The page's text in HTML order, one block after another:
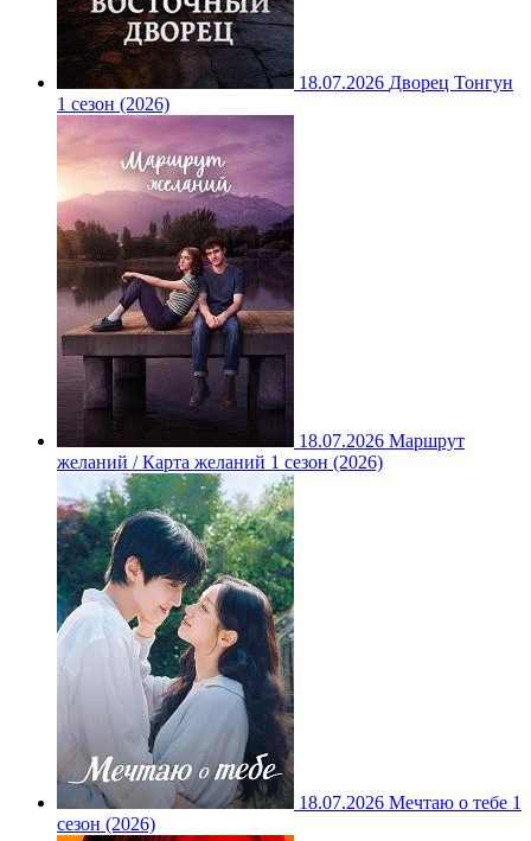
18.07.2026 Дворец Тонгун
1 сезон (2026)
18.07.2026 Маршрут
желаний / Карта желаний 1 сезон (2026)
18.07.2026 Мечтаю о тебе 1
сезон (2026)